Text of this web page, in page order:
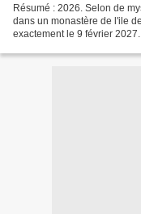
Résumé : 2026. Selon de
dans un monastère de l'ile
exactement le 9 février